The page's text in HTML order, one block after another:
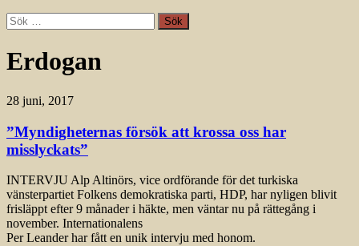
Sök
efter:
Erdogan
28 juni, 2017
”Myndigheternas försök att krossa oss har
misslyckats”
INTERVJU Alp Altinörs, vice ordförande för det turkiska
vänsterpartiet Folkens demokratiska parti, HDP, har nyligen blivit
frisläppt efter 9 månader i häkte, men väntar nu på rättegång i
november. Internationalens
Per Leander har fått en unik intervju med honom.